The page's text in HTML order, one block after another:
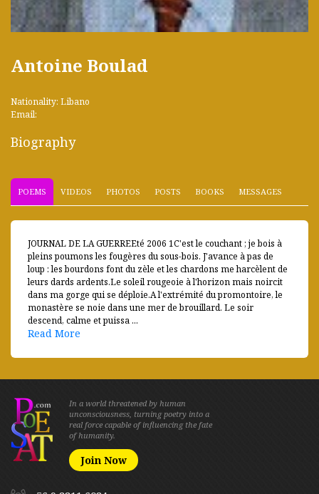
Antoine Boulad
Nationality: Libano
Email:
Biography
POEMS VIDEOS PHOTOS POSTS BOOKS MESSAGES
JOURNAL DE LA GUERREEté 2006 1C'est le couchant ; je bois à
pleins poumons les fougères du sous-bois. J'avance à pas de
loup : les bourdons font du zèle et les chardons me harcèlent de
leurs dards ardents.Le soleil rougeoie à l'horizon mais noircit
dans ma gorge qui se déploie.A l'extrémité du promontoire, le
monastère se noie dans une mer de brouillard. Le soir
descend, calme et puissa ...
Read More
In a world threatened by human
unconsciousness, turning poetry into a
real force capable of influencing the fate
of humanity.
Join Now